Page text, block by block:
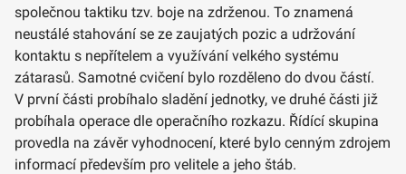
společnou taktiku tzv. boje na zdrženou. To znamená
neustálé stahování se ze zaujatých pozic a udržování
kontaktu s nepřítelem a využívání velkého systému
zátarasů. Samotné cvičení bylo rozděleno do dvou částí.
V první části probíhalo sladění jednotky, ve druhé části již
probíhala operace dle operačního rozkazu. Řídící skupina
provedla na závěr vyhodnocení, které bylo cenným zdrojem
informací především pro velitele a jeho štáb.